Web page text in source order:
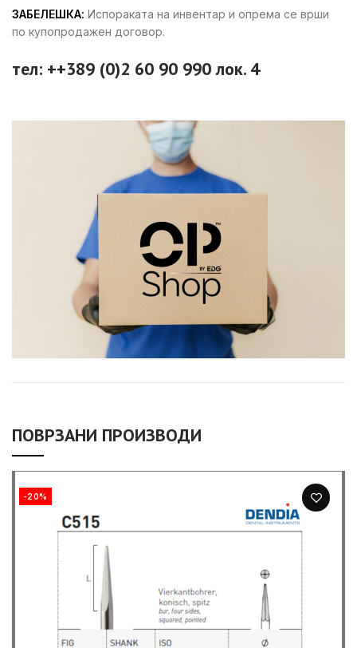
ЗАБЕЛЕШКА: Испораката на инвентар и опрема се врши
по купопродажен договор.
тел: ++389 (0)2 60 90 990 лок. 4
ПОВРЗАНИ ПРОИЗВОДИ
-20%